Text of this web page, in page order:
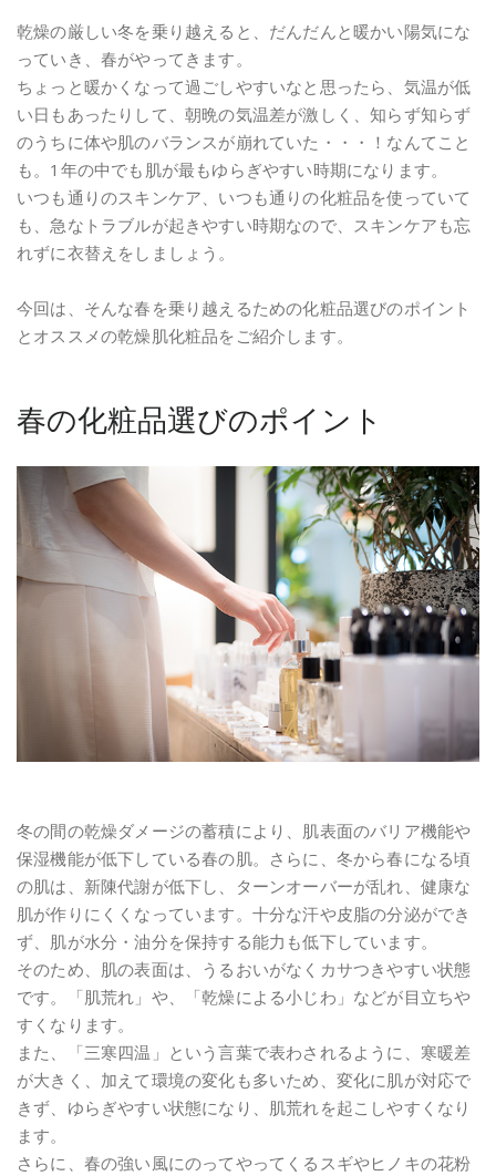
乾燥の厳しい冬を乗り越えると、だんだんと暖かい陽気にな
っていき、春がやってきます。
ちょっと暖かくなって過ごしやすいなと思ったら、気温が低
い日もあったりして、朝晩の気温差が激しく、知らず知らず
のうちに体や肌のバランスが崩れていた・・・！なんてこと
も。1年の中でも肌が最もゆらぎやすい時期になります。
いつも通りのスキンケア、いつも通りの化粧品を使っていて
も、急なトラブルが起きやすい時期なので、スキンケアも忘
れずに衣替えをしましょう。
今回は、そんな春を乗り越えるための化粧品選びのポイント
とオススメの乾燥肌化粧品をご紹介します。
春の化粧品選びのポイント
冬の間の乾燥ダメージの蓄積により、肌表面のバリア機能や
保湿機能が低下している春の肌。さらに、冬から春になる頃
の肌は、新陳代謝が低下し、ターンオーバーが乱れ、健康な
肌が作りにくくなっています。十分な汗や皮脂の分泌ができ
ず、肌が水分・油分を保持する能力も低下しています。
そのため、肌の表面は、うるおいがなくカサつきやすい状態
です。「肌荒れ」や、「乾燥による小じわ」などが目立ちや
すくなります。
また、「三寒四温」という言葉で表わされるように、寒暖差
が大きく、加えて環境の変化も多いため、変化に肌が対応で
きず、ゆらぎやすい状態になり、肌荒れを起こしやすくなり
ます。
さらに、春の強い風にのってやってくるスギやヒノキの花粉